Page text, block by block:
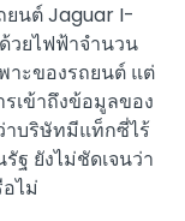
ยนต์ Jaguar I-
วยไฟฟ้าจำนวน
าะของรถยนต์ แต่
เข้าถึงข้อมูลของ
าบริษัทมีแท็กซี่ไร้
ฐ ยังไม่ชัดเจนว่า
ไม่